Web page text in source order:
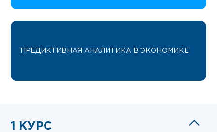
ПРЕДИКТИВНАЯ АНАЛИТИКА В ЭКОНОМИКЕ
1 КУРС